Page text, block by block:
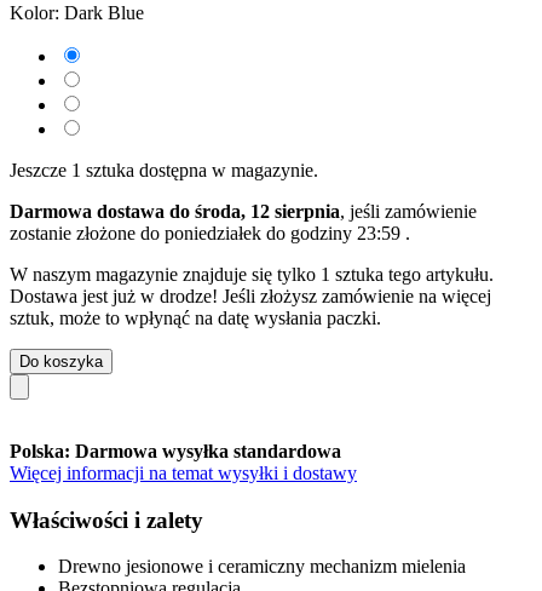
Kolor: Dark Blue
Jeszcze 1 sztuka dostępna w magazynie.
Darmowa dostawa do środa, 12 sierpnia, jeśli zamówienie
zostanie złożone do poniedziałek do godziny 23:59 .
W naszym magazynie znajduje się tylko 1 sztuka tego artykułu.
Dostawa jest już w drodze! Jeśli złożysz zamówienie na więcej
sztuk, może to wpłynąć na datę wysłania paczki.
Do koszyka
Polska: Darmowa wysyłka standardowa
Więcej informacji na temat wysyłki i dostawy
Właściwości i zalety
Drewno jesionowe i ceramiczny mechanizm mielenia